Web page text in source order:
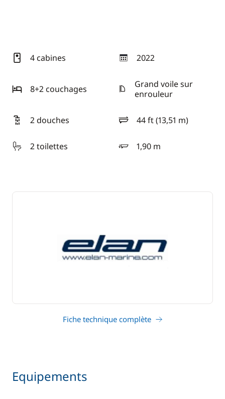
4 cabines 2022
année
8+2 couchages
Grand voile sur
enrouleur
2 douches 44 ft (13,51 m)
longueur
2 toilettes
1,90 m
tirant d'eau
Fiche technique complète
Equipements